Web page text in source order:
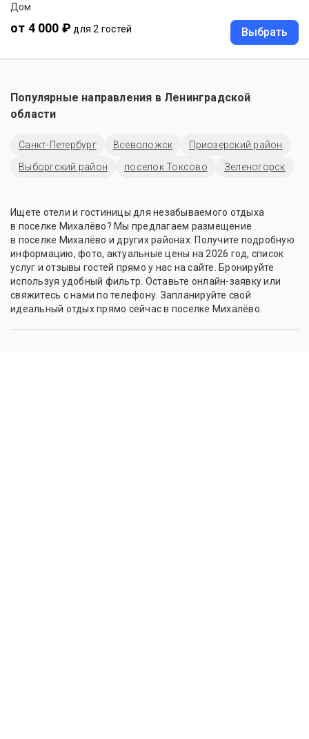
Дом
от 4 000 ₽ для 2 гостей Выбрать
Популярные направления в Ленинградской
области
Санкт-Петербург Всеволожск
Приозерский район
Выборгский район
поселок Токсово Зеленогорск
Ищете отели и гостиницы для незабываемого отдыха
в поселке Михалёво? Мы предлагаем размещение
в поселке Михалёво и других районах. Получите подробную
информацию, фото, актуальные цены на 2026 год, список
услуг и отзывы гостей прямо у нас на сайте. Бронируйте
используя удобный фильтр. Оставьте онлайн-заявку или
свяжитесь с нами по телефону. Запланируйте свой
идеальный отдых прямо сейчас в поселке Михалёво.